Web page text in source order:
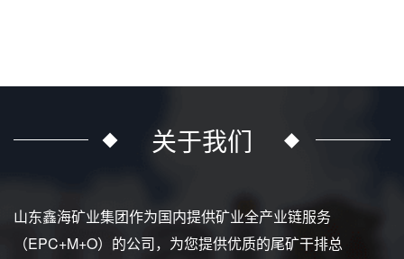
关于我们
山东鑫海矿业集团作为国内提供矿业全产业链服务
（EPC+M+O）的公司，为您提供优质的尾矿干排总